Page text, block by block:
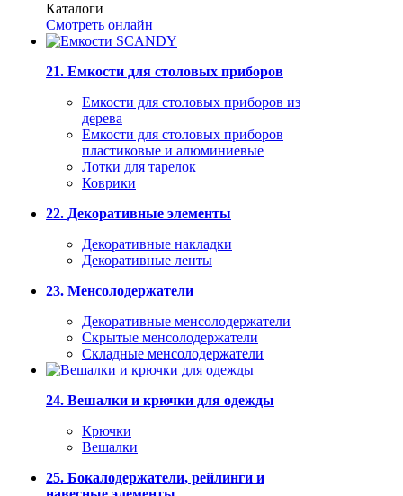
Каталоги
Смотреть онлайн
21. Емкости для столовых приборов
Емкости для столовых приборов из
дерева
Емкости для столовых приборов
пластиковые и алюминиевые
Лотки для тарелок
Коврики
22. Декоративные элементы
Декоративные накладки
Декоративные ленты
23. Менсолодержатели
Декоративные менсолодержатели
Скрытые менсолодержатели
Складные менсолодержатели
24. Вешалки и крючки для одежды
Крючки
Вешалки
25. Бокалодержатели, рейлинги и